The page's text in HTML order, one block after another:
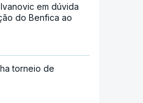
em dúvida
do Benfica ao
torneio de